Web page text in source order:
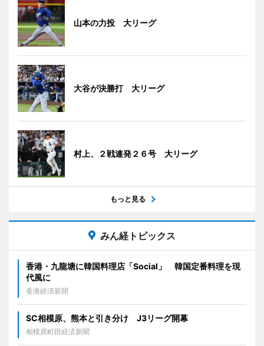
山本の力投 大リーグ
大谷が決勝打 大リーグ
村上、２戦連発２６号 大リーグ
もっと見る
みん経トピックス
香港・九龍塘に韓国料理店「Social」 韓国定番料理を現
代風に
香港経済新聞
SC相模原、熊本と引き分け J3リーグ開幕
相模原町田経済新聞